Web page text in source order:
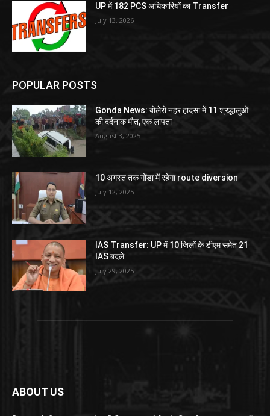
UP में 182 PCS अधिकारियों का Transfer
July 13, 2026
POPULAR POSTS
Gonda News: बोलेरो नहर हादसा में 11 श्रद्धालुओं
की दर्दनाक मौत, एक लापता
August 3, 2025
10 अगस्त तक गोंडा में रहेगा route diversion
July 12, 2025
IAS Transfer: UP में 10 जिलों के डीएम समेत 21
IAS बदले
July 29, 2025
ABOUT US